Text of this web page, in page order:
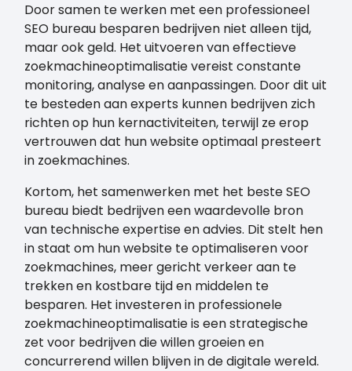
Door samen te werken met een professioneel
SEO bureau besparen bedrijven niet alleen tijd,
maar ook geld. Het uitvoeren van effectieve
zoekmachineoptimalisatie vereist constante
monitoring, analyse en aanpassingen. Door dit uit
te besteden aan experts kunnen bedrijven zich
richten op hun kernactiviteiten, terwijl ze erop
vertrouwen dat hun website optimaal presteert
in zoekmachines.
Kortom, het samenwerken met het beste SEO
bureau biedt bedrijven een waardevolle bron
van technische expertise en advies. Dit stelt hen
in staat om hun website te optimaliseren voor
zoekmachines, meer gericht verkeer aan te
trekken en kostbare tijd en middelen te
besparen. Het investeren in professionele
zoekmachineoptimalisatie is een strategische
zet voor bedrijven die willen groeien en
concurrerend willen blijven in de digitale wereld.